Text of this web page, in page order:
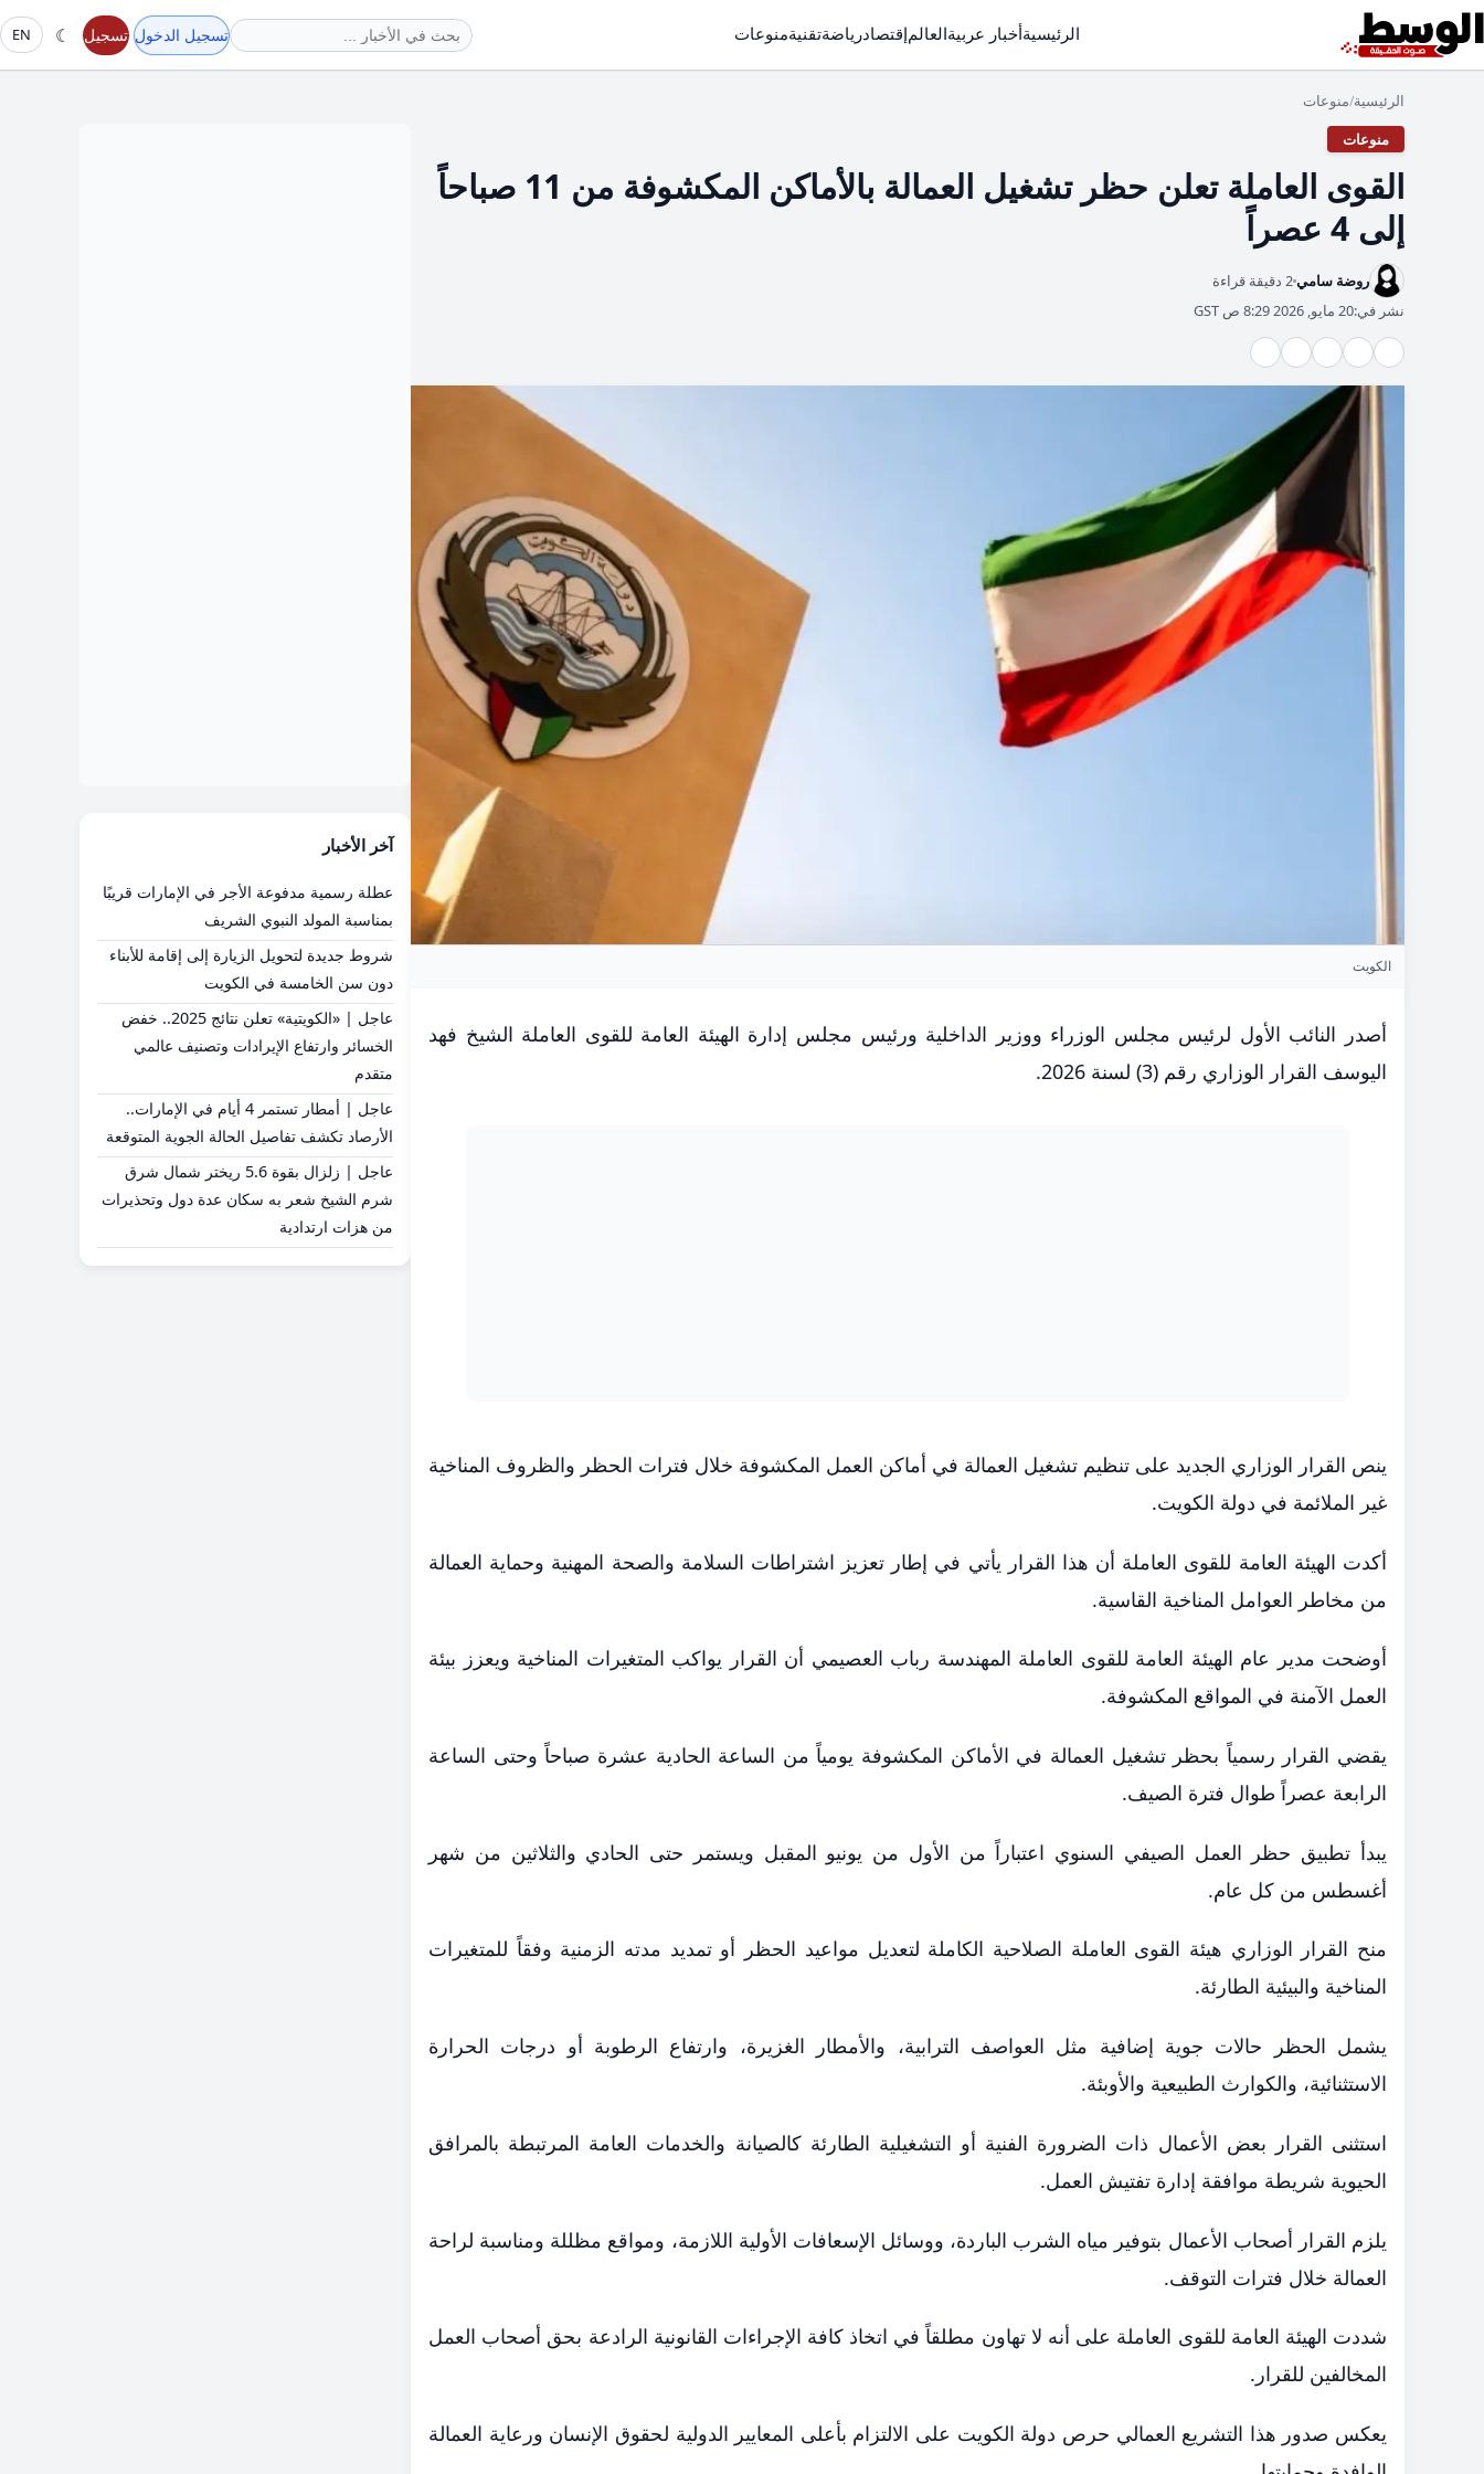
الرئيسيةأخبار عربيةالعالمإقتصادرياضةتقنيةمنوعات تسجيل الدخول تسجيل ☾
EN
الرئيسية/منوعات
منوعات
القوى العاملة تعلن حظر تشغيل العمالة بالأماكن المكشوفة من 11 صباحاً
إلى 4 عصراً
روضة سامي2 دقيقة قراءة
نشر في:20 مايو, 2026 8:29 ص GST
الكويت
​أصدر النائب الأول لرئيس مجلس الوزراء ووزير الداخلية ورئيس مجلس إدارة الهيئة العامة للقوى العاملة الشيخ فهد
اليوسف القرار الوزاري رقم (3) لسنة 2026.
ينص القرار الوزاري الجديد على تنظيم تشغيل العمالة في أماكن العمل المكشوفة خلال فترات الحظر والظروف المناخية
غير الملائمة في دولة الكويت.
أكدت الهيئة العامة للقوى العاملة أن هذا القرار يأتي في إطار تعزيز اشتراطات السلامة والصحة المهنية وحماية العمالة
من مخاطر العوامل المناخية القاسية.
أوضحت مدير عام الهيئة العامة للقوى العاملة المهندسة رباب العصيمي أن القرار يواكب المتغيرات المناخية ويعزز بيئة
العمل الآمنة في المواقع المكشوفة.
يقضي القرار رسمياً بحظر تشغيل العمالة في الأماكن المكشوفة يومياً من الساعة الحادية عشرة صباحاً وحتى الساعة
الرابعة عصراً طوال فترة الصيف.
يبدأ تطبيق حظر العمل الصيفي السنوي اعتباراً من الأول من يونيو المقبل ويستمر حتى الحادي والثلاثين من شهر
أغسطس من كل عام.
منح القرار الوزاري هيئة القوى العاملة الصلاحية الكاملة لتعديل مواعيد الحظر أو تمديد مدته الزمنية وفقاً للمتغيرات
المناخية والبيئية الطارئة.
يشمل الحظر حالات جوية إضافية مثل العواصف الترابية، والأمطار الغزيرة، وارتفاع الرطوبة أو درجات الحرارة
الاستثنائية، والكوارث الطبيعية والأوبئة.
استثنى القرار بعض الأعمال ذات الضرورة الفنية أو التشغيلية الطارئة كالصيانة والخدمات العامة المرتبطة بالمرافق
الحيوية شريطة موافقة إدارة تفتيش العمل.
يلزم القرار أصحاب الأعمال بتوفير مياه الشرب الباردة، ووسائل الإسعافات الأولية اللازمة، ومواقع مظللة ومناسبة لراحة
العمالة خلال فترات التوقف.
شددت الهيئة العامة للقوى العاملة على أنه لا تهاون مطلقاً في اتخاذ كافة الإجراءات القانونية الرادعة بحق أصحاب العمل
المخالفين للقرار.
يعكس صدور هذا التشريع العمالي حرص دولة الكويت على الالتزام بأعلى المعايير الدولية لحقوق الإنسان ورعاية العمالة
آخر الأخبار
عطلة رسمية مدفوعة الأجر في الإمارات قريبًا
بمناسبة المولد النبوي الشريف
شروط جديدة لتحويل الزيارة إلى إقامة للأبناء
دون سن الخامسة في الكويت
عاجل | «الكويتية» تعلن نتائج 2025.. خفض
الخسائر وارتفاع الإيرادات وتصنيف عالمي
متقدم
عاجل | أمطار تستمر 4 أيام في الإمارات..
الأرصاد تكشف تفاصيل الحالة الجوية المتوقعة
عاجل | زلزال بقوة 5.6 ريختر شمال شرق
شرم الشيخ شعر به سكان عدة دول وتحذيرات
من هزات ارتدادية